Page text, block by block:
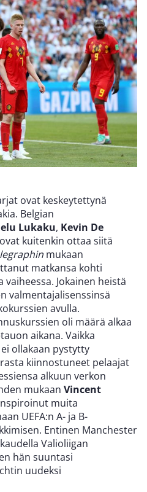
ovat keskeytettynä
Belgian
Lukaku, Kevin De
kuitenkin ottaa siitä
mukaan
matkansa kohti
Jokainen heistä
valmentajalisenssinsä
avulla.
oli määrä alkaa
aikana. Vaikka
ollakaan pystytty
kiinnostuneet pelaajat
alkuun verkon
mukaan Vincent
muita
UEFA:n A- ja B-
Entinen Manchester
Valioliigan
hän suuntasi
uudeksi